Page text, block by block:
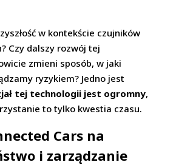
w kontekście czujników
Czy dalszy rozwój tej
zmieni sposób, w jaki
ryzykiem? Jedno jest
tej technologii jest ogromny,
to tylko kwestia czasu.
Cars na
i zarządzanie